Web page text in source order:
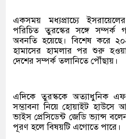
একসময় মধ্যপ্রাচ্যে
পরিচিত তুরস্কের সঙ্গে
অবনতি হয়েছে। বিশেষ করে
হামাসের হামলার পর শুরু
দেশের সম্পর্ক তলানিতে পৌঁছায়।
এদিকে তুরস্ককে অত্যাধুনিক
সম্ভাবনা নিয়ে হোয়াইট হাউসে
ভাইস প্রেসিডেন্ট জেডি ভ্যান্স
পূরণ হলে বিষয়টি এগোতে পারে।